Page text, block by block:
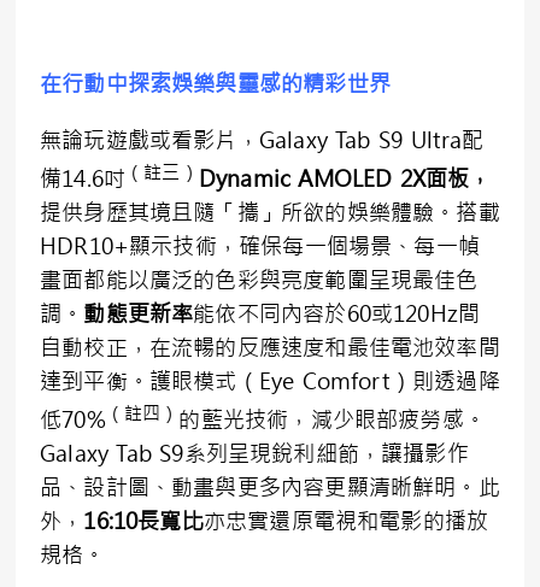
在行動中探索娛樂與靈感的精彩世界
無論玩遊戲或看影片，Galaxy Tab S9 Ultra配
備14.6吋 （註三） Dynamic AMOLED 2X面板，
提供身歷其境且隨「攜」所欲的娛樂體驗。搭載
HDR10+顯示技術，確保每一個場景、每一幀
畫面都能以廣泛的色彩與亮度範圍呈現最佳色
調。 動態更新率能依不同內容於60或120Hz間
自動校正，在流暢的反應速度和最佳電池效率間
達到平衡。護眼模式（Eye Comfort）則透過降
低70% （註四） 的藍光技術，減少眼部疲勞感。
Galaxy Tab S9系列呈現銳利細節，讓攝影作
品、設計圖、動畫與更多內容更顯清晰鮮明。此
外， 16:10長寬比亦忠實還原電視和電影的播放
規格。